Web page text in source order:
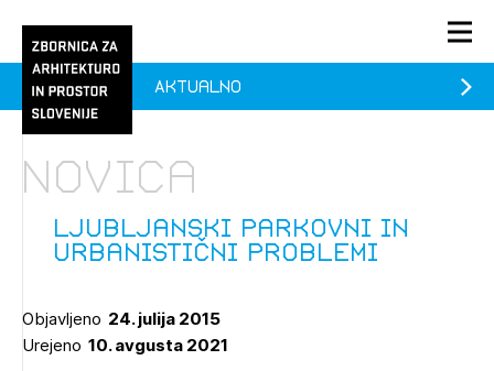
PRIJAVA
Članstvo
Praksa
O ZAPS
1/1
Pozdravljeni
Ljubljanski parkovni in
urbanistični problemi
Novica
Aktualno
Objavljeno 24. julija 2015
Urejeno 10. avgusta 2021
1/2
Prijava na novičnik
Novičnike. Označite svojo izbiro.
Novičnike vam bomo pošiljali na vaš elektronski naslov.